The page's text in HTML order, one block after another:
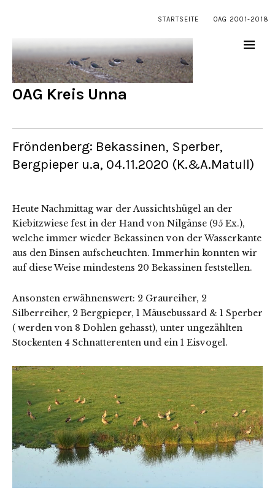
STARTSEITE OAG 2001-2018
OAG Kreis Unna
Fröndenberg: Bekassinen, Sperber,
Bergpieper u.a, 04.11.2020 (K.&A.Matull)
Heute Nachmittag war der Aussichtshügel an der
Kiebitzwiese fest in der Hand von Nilgänse (95 Ex.),
welche immer wieder Bekassinen von der Wasserkante
aus den Binsen aufscheuchten. Immerhin konnten wir
auf diese Weise mindestens 20 Bekassinen feststellen.
Ansonsten erwähnenswert: 2 Graureiher, 2
Silberreiher, 2 Bergpieper, 1 Mäusebussard & 1 Sperber
( werden von 8 Dohlen gehasst), unter ungezählten
Stockenten 4 Schnatterenten und ein 1 Eisvogel.